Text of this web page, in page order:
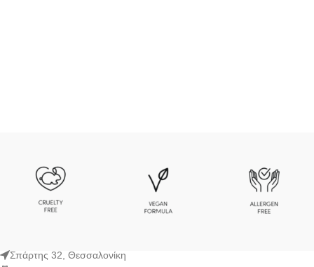
Σπάρτης 32, Θεσσαλονίκη